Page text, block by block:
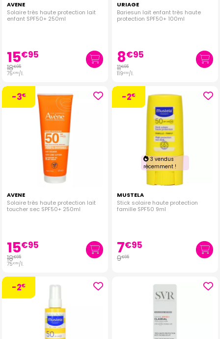
AVENE
Solaire très haute protection lait
enfant SPF50+ 250ml
15€95
18€95
75€80/l.
URIAGE
Bariesun lait enfant très haute
protection SPF50+ 100ml
8€95
11€95
119€50/l.
-3€
AVENE
Solaire très haute protection lait
toucher sec SPF50+ 250ml
15€95
18€95
75€80/l.
-2€
3 vendus
récemment !
MUSTELA
Stick solaire haute protection
famille SPF50 9ml
7€95
9€95
-2€